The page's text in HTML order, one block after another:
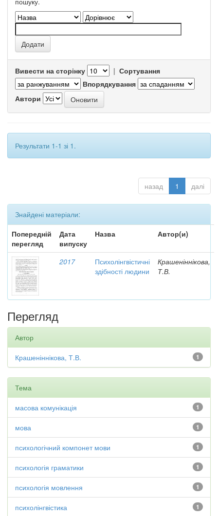
Вивести на сторінку | Сортування
Впорядкування
Автори
Результати 1-1 зі 1.
назад 1 далі
Знайдені матеріали:
Попередній
перегляд
Дата
випуску
Назва Автор(и)
2017
Психолінгвістичні
здібності людини
Крашеніннікова,
Т.В.
Перегляд
Автор
1
Крашеніннікова, Т.В.
Тема
1
масова комунікація
1
мова
1
психологічний компонет мови
1
психологія граматики
1
психологія мовлення
1
психолінгвістика